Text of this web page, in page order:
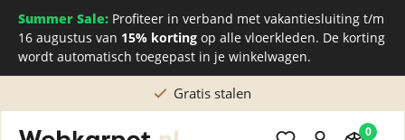
Summer Sale: Profiteer in verband met vakantiesluiting t/m
16 augustus van 15% korting op alle vloerkleden. De korting
wordt automatisch toegepast in je winkelwagen.
Gratis stalen
0